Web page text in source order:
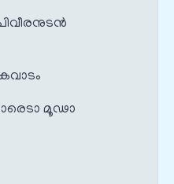
മൂഢാ